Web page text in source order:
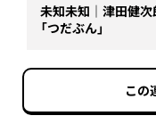
未知未知｜津田健次
「つだぶん」
この